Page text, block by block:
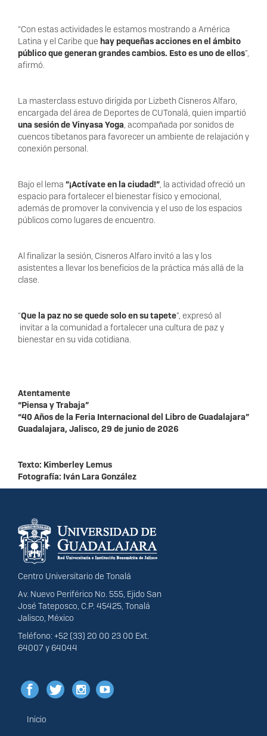
“Con estas actividades le estamos mostrando a América
Latina y el Caribe que hay pequeñas acciones en el ámbito
público que generan grandes cambios. Esto es uno de ellos”,
afirmó.
La masterclass estuvo dirigida por Lizbeth Cisneros Alfaro,
encargada del área de Deportes de CUTonalá, quien impartió
una sesión de Vinyasa Yoga, acompañada por sonidos de
cuencos tibetanos para favorecer un ambiente de relajación y
conexión personal.
Bajo el lema ”¡Actívate en la ciudad!”, la actividad ofreció un
espacio para fortalecer el bienestar físico y emocional,
además de promover la convivencia y el uso de los espacios
públicos como lugares de encuentro.
Al finalizar la sesión, Cisneros Alfaro invitó a las y los
asistentes a llevar los beneficios de la práctica más allá de la
clase.
“Que la paz no se quede solo en su tapete”, expresó al
invitar a la comunidad a fortalecer una cultura de paz y
bienestar en su vida cotidiana.
Atentamente
“Piensa y Trabaja”
“40 Años de la Feria Internacional del Libro de Guadalajara”
Guadalajara, Jalisco, 29 de junio de 2026
Texto: Kimberley Lemus
Fotografía: Iván Lara González
Información del
portal
Centro Universitario de Tonalá
Av. Nuevo Periférico No. 555, Ejido San
José Tateposco, C.P. 45425, Tonalá
Jalisco, México
Teléfono: +52 (33) 20 00 23 00 Ext.
64007 y 64044
Menú
Inicio